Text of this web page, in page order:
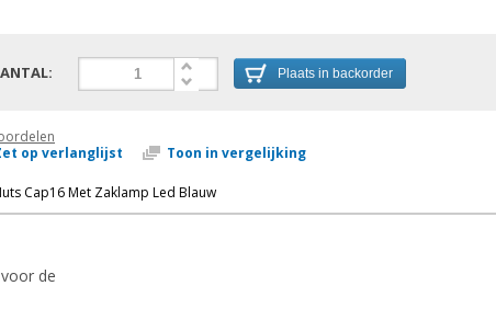
Plaats in backorder
op verlanglijst
Toon in vergelijking
Cap16 Met Zaklamp Led Blauw
de